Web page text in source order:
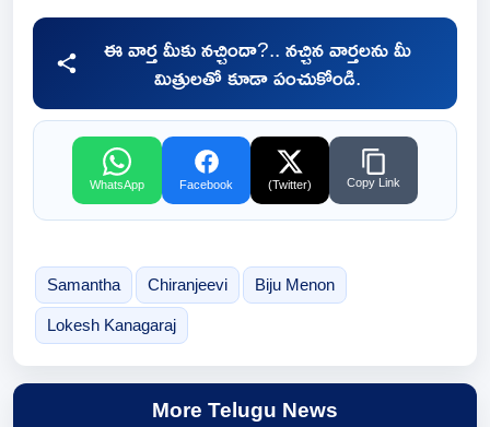
ఈ వార్త మీకు నచ్చిందా?.. నచ్చిన వార్తలను మీ
మిత్రులతో కూడా పంచుకోండి.
WhatsApp Facebook (Twitter) Copy Link
Samantha Chiranjeevi Biju Menon
Lokesh Kanagaraj
More Telugu News